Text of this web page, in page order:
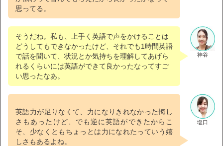
思ってる。
神谷
そうだね。私も、上手く英語で声をかけることは
どうしてもできなかったけど、それでも1時間英語
で話を聞いて、状況とか気持ちを理解してあげら
れるくらいには英語ができて良かったなってすご
い思ったなあ。
塩口
英語力が足りなくて、力になりきれなかった悔し
さもあったけど、でも逆に英語ができたからこ
そ、少なくともちょっとは力になれたっていう嬉
しさもあるよね。